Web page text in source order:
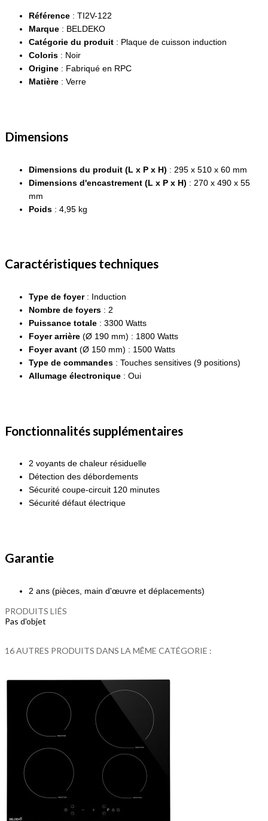
Référence : TI2V-122
Marque : BELDEKO
Catégorie du produit : Plaque de cuisson induction
Coloris : Noir
Origine : Fabriqué en RPC
Matière : Verre
Dimensions
Dimensions du produit (L x P x H) : 295 x 510 x 60 mm
Dimensions d'encastrement (L x P x H) : 270 x 490 x 55
mm
Poids : 4,95 kg
Caractéristiques techniques
Type de foyer: Induction
Nombre de foyers : 2
Puissance totale : 3300 Watts
Foyer arrière (Ø 190 mm) : 1800 Watts
Foyer avant (Ø 150 mm) : 1500 Watts
Type de commandes : Touches sensitives (9 positions)
Allumage électronique : Oui
Fonctionnalités supplémentaires
2 voyants de chaleur résiduelle
Détection des débordements
Sécurité coupe-circuit 120 minutes
Sécurité défaut électrique
Garantie
2 ans (pièces, main d'œuvre et déplacements)
PRODUITS LIÉS
Pas d'objet
16 AUTRES PRODUITS DANS LA MÊME CATÉGORIE :